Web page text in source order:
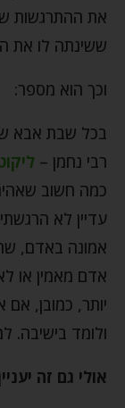
את ההתרגשות
ששינתה לו את
וכך הוא מספר:
בכל שבת אבא
רבי נחמן –
כמה חשוב
עדיין לא
אמונה באדם,
אדם מאמין או
יותר, כמובן,
ולומד בישיבה.
אולי גם זה